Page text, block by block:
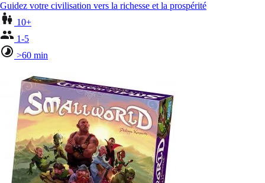
Guidez votre civilisation vers la richesse et la prospérité
10+
1-5
>60 min